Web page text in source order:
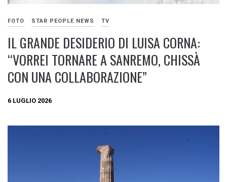
FOTO STAR PEOPLE NEWS TV
IL GRANDE DESIDERIO DI LUISA CORNA:
“VORREI TORNARE A SANREMO, CHISSÀ
CON UNA COLLABORAZIONE”
6 LUGLIO 2026